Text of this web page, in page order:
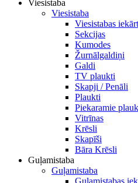
Viesistaba
Viesistaba
Viesistabas
Sekcijas
Kumodes
Žurnālgaldiņi
Galdi
TV plaukti
Skapji / Penāli
Plaukti
Piekaramie
Vitrīnas
Krēsli
Skapīši
Bāra Krēsli
Guļamistaba
Guļamistaba
Guļamistabas